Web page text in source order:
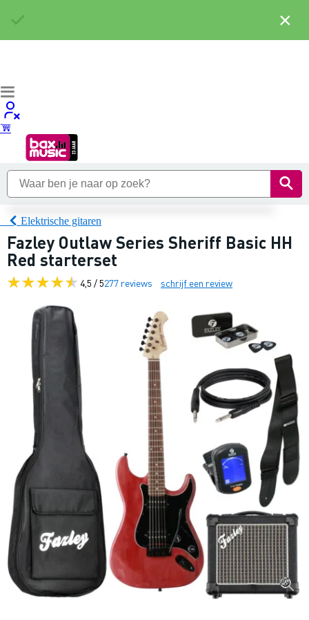
Elektrische gitaren
Fazley Outlaw Series Sheriff Basic HH
Red starterset
4,5 / 5277 reviews schrijf een review
×